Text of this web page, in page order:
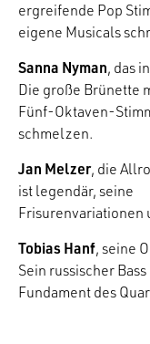
ergreifende Pop
eigene Musicals
Sanna Nyman, das
Die große Brünette
Fünf-Oktaven-
schmelzen.
Jan Melzer, die
ist legendär, seine
Frisurenvariationen
Tobias Hanf, seine
Sein russischer
Fundament des